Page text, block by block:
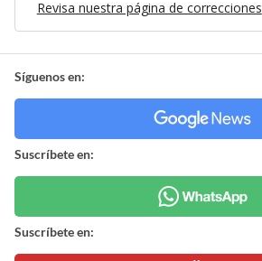
Revisa nuestra página de correcciones
Síguenos en:
Suscríbete en:
Suscríbete en: